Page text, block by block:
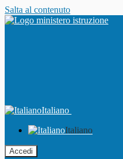
Salta al contenuto
Italiano
Italiano
Accedi